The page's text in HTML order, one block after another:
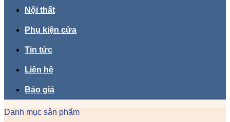
Nội thất
Phụ kiện cửa
Tin tức
Liên hệ
Báo giá
Danh mục sản phẩm